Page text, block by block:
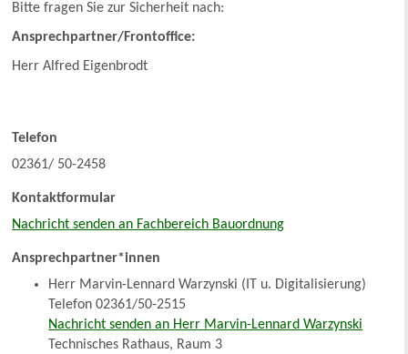
Bitte fragen Sie zur Sicherheit nach:
Ansprechpartner/Frontoffice:
Herr Alfred Eigenbrodt
Telefon
02361/ 50-2458
Kontaktformular
Nachricht senden an Fachbereich Bauordnung
Ansprechpartner*innen
Herr Marvin-Lennard Warzynski (IT u. Digitalisierung)
Telefon 02361/50-2515
Nachricht senden an Herr Marvin-Lennard Warzynski
Technisches Rathaus, Raum 3